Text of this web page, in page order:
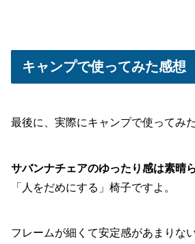
キャンプで使ってみた感想
最後に、実際にキャンプで使ってみ
サバンナチェアのゆったり感は素晴
「人をだめにする」椅子ですよ。
フレームが細くて安定感があまりな